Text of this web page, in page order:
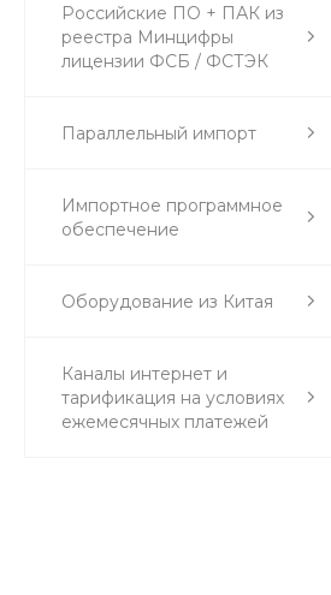
Российские ПО + ПАК из
реестра Минцифры
лицензии ФСБ / ФСТЭК
Параллельный импорт
Импортное программное
обеспечение
Оборудование из Китая
Каналы интернет и
тарификация на условиях
ежемесячных платежей